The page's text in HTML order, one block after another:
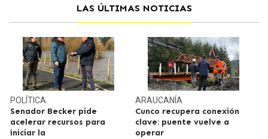
LAS ÚLTIMAS NOTICIAS
POLÍTICA
Senador Becker pide
acelerar recursos para
iniciar la
ARAUCANÍA
Cunco recupera conexión
clave: puente vuelve a
operar